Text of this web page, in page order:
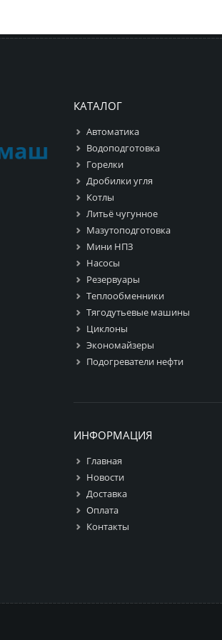
КАТАЛОГ
Автоматика
Водоподготовка
Горелки
Дробилки угля
Котлы
Литьё чугунное
Мазутоподготовка
Мини НПЗ
Насосы
Резервуары
Теплообменники
Тягодутьевые машины
Циклоны
Экономайзеры
Подогреватели нефти
ИНФОРМАЦИЯ
Главная
Новости
Доставка
Оплата
Контакты